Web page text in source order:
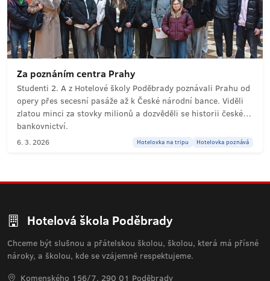
Za poznáním centra Prahy
Studenti 2. A z Hotelové školy Poděbrady poznávali Prahu od
opery přes secesní pasáže až k České národní bance. Viděli
zlatou minci za stovky milionů a dozvěděli se historii českého
bankovnictví.
6. 3. 2026 Hotelovka na tripu Hotelovka poznává
Hotelová škola Poděbrady
Chceme být slušnou a přátelskou školou, školou, která má přísné
nároky, a školou, kde se vzájemně respektujeme.
Komenského 156/7, 290 01 Poděbrady